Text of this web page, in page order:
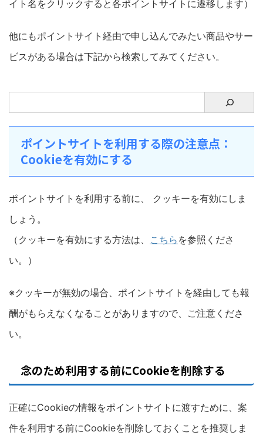
イト名をクリックすると各ポイントサイトに遷移します）
他にもポイントサイト経由で申し込んでみたい商品やサー
ビスがある場合は下記から検索してみてください。
ポイントサイトを利用する際の注意点：
Cookieを有効にする
ポイントサイトを利用する前に、 クッキーを有効にしま
しょう。
（クッキーを有効にする方法は、 こちら を参照くださ
い。）
※クッキーが無効の場合、ポイントサイトを経由しても報
酬がもらえなくなることがありますので、ご注意くださ
い。
念のため利用する前にCookieを削除する
正確にCookieの情報をポイントサイトに渡すために、案
件を利用する前にCookieを削除しておくことを推奨しま